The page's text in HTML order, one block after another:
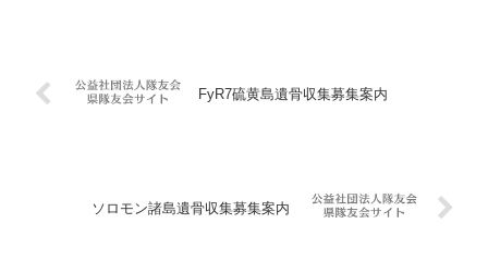
FyR7硫黄島遺骨収集募集案内
ソロモン諸島遺骨収集募集案内